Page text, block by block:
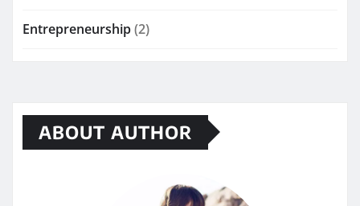
Entrepreneurship(2)
ABOUT AUTHOR